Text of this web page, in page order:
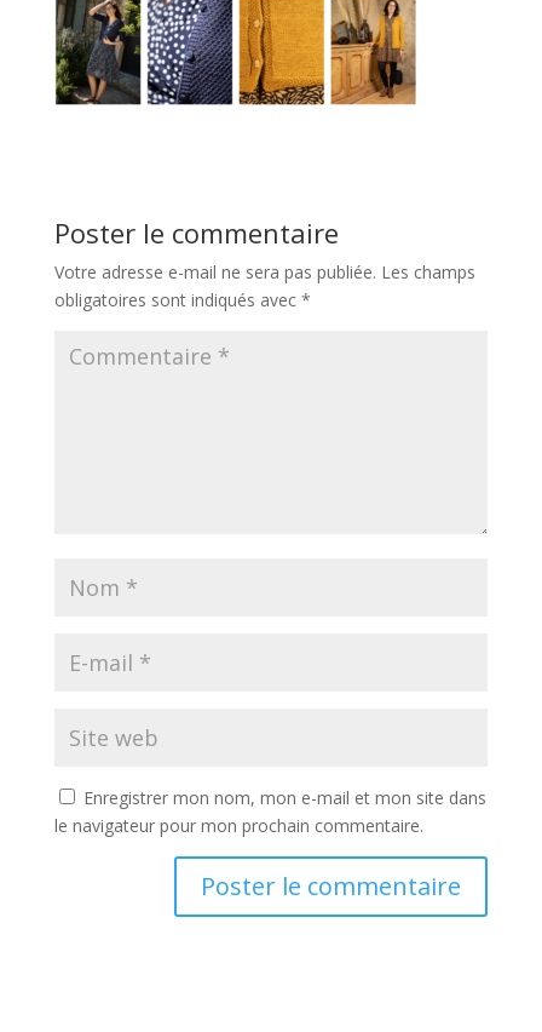
Poster le commentaire
Votre adresse e-mail ne sera pas publiée. Les champs
obligatoires sont indiqués avec *
Enregistrer mon nom, mon e-mail et mon site dans
le navigateur pour mon prochain commentaire.